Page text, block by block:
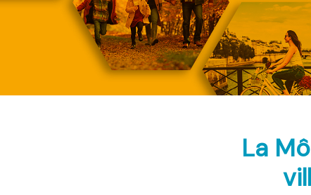
La